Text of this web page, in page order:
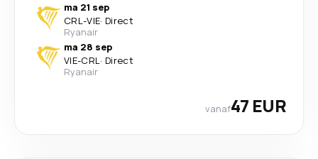
ma 21 sep
CRL-VIE· Direct
Ryanair
ma 28 sep
VIE-CRL· Direct
Ryanair
vanaf47 EUR